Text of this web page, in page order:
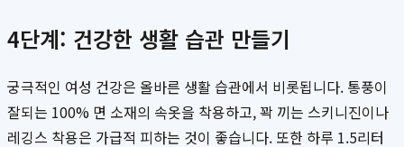
4단계: 건강한 생활 습관 만들기
궁극적인 여성 건강은 올바른 생활 습관에서 비롯됩니다. 통풍이
잘되는 100% 면 소재의 속옷을 착용하고, 꽉 끼는 스키니진이나
레깅스 착용은 가급적 피하는 것이 좋습니다. 또한 하루 1.5리터